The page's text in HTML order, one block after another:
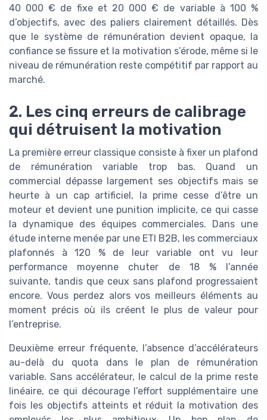
40 000 € de fixe et 20 000 € de variable à 100 %
d’objectifs, avec des paliers clairement détaillés. Dès
que le système de rémunération devient opaque, la
confiance se fissure et la motivation s’érode, même si le
niveau de rémunération reste compétitif par rapport au
marché.
2. Les cinq erreurs de calibrage
qui détruisent la motivation
La première erreur classique consiste à fixer un plafond
de rémunération variable trop bas. Quand un
commercial dépasse largement ses objectifs mais se
heurte à un cap artificiel, la prime cesse d’être un
moteur et devient une punition implicite, ce qui casse
la dynamique des équipes commerciales. Dans une
étude interne menée par une ETI B2B, les commerciaux
plafonnés à 120 % de leur variable ont vu leur
performance moyenne chuter de 18 % l’année
suivante, tandis que ceux sans plafond progressaient
encore. Vous perdez alors vos meilleurs éléments au
moment précis où ils créent le plus de valeur pour
l’entreprise.
Deuxième erreur fréquente, l’absence d’accélérateurs
au-delà du quota dans le plan de rémunération
variable. Sans accélérateur, le calcul de la prime reste
linéaire, ce qui décourage l’effort supplémentaire une
fois les objectifs atteints et réduit la motivation des